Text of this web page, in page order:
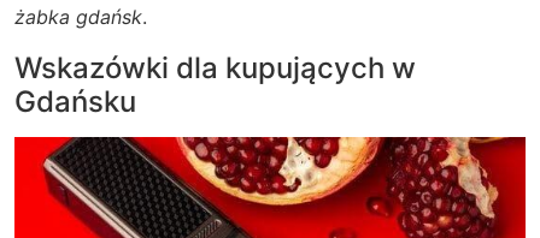
żabka gdańsk.
Wskazówki dla kupujących w
Gdańsku